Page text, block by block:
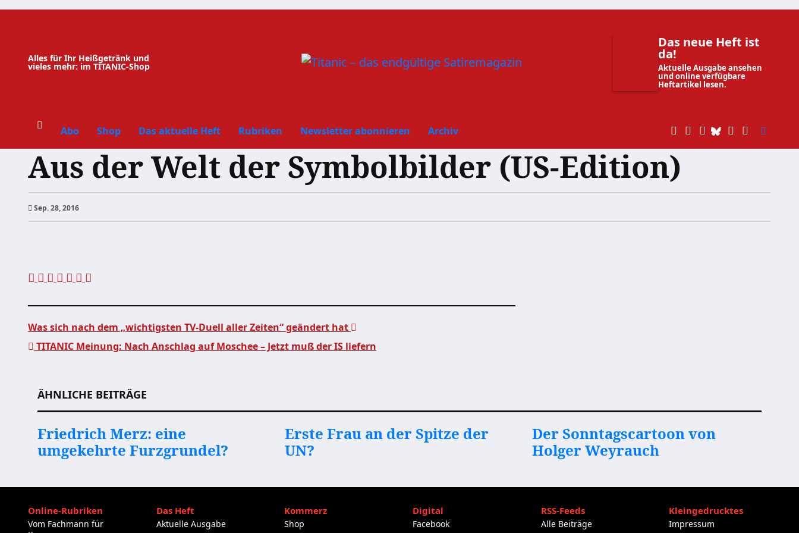
Zum
Alles für Ihr Heißgetränk und
vieles mehr: im TITANIC-Shop
Das neue Heft ist
da!
Aktuelle Ausgabe ansehen
und online verfügbare
Heftartikel lesen.
Abo Shop Das aktuelle Heft Rubriken Newsletter abonnieren Archiv
Aus der Welt der Symbolbilder (US-Edition)
Sep. 28, 2016
Was sich nach dem „wichtigsten TV-Duell aller Zeiten“ geändert hat
TITANIC Meinung: Nach Anschlag auf Moschee – Jetzt muß der IS liefern
ÄHNLICHE BEITRÄGE
Friedrich Merz: eine
umgekehrte Furzgrundel?
Erste Frau an der Spitze der
UN?
Der Sonntagscartoon von
Holger Weyrauch
Online-Rubriken
Vom Fachmann für
Das Heft
Aktuelle Ausgabe
Kommerz
Shop
Digital
Facebook
RSS-Feeds
Alle Beiträge
Kleingedrucktes
Impressum